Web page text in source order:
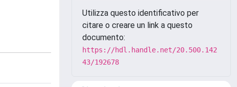
Utilizza questo identificativo per
citare o creare un link a questo
documento:
https://hdl.handle.net/20.500.142
43/192678